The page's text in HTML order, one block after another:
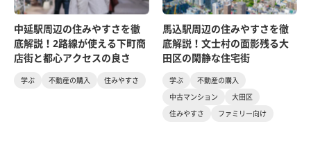
中延駅周辺の住みやすさを徹
底解説！2路線が使える下町商
店街と都心アクセスの良さ
学ぶ 不動産の購入 住みやすさ
馬込駅周辺の住みやすさを徹
底解説！文士村の面影残る大
田区の閑静な住宅街
学ぶ
不動産の購入
中古マンション
大田区
住みやすさ
ファミリー向け